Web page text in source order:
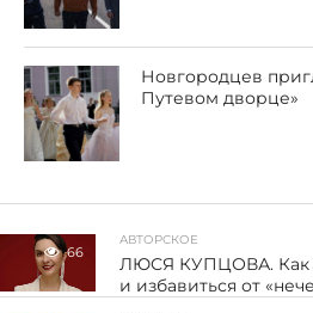
Новгородцев
Путевом дворце»
66
АВТОРСКОЕ
ЛЮСЯ КУПЦОВА. Как
и избавиться от